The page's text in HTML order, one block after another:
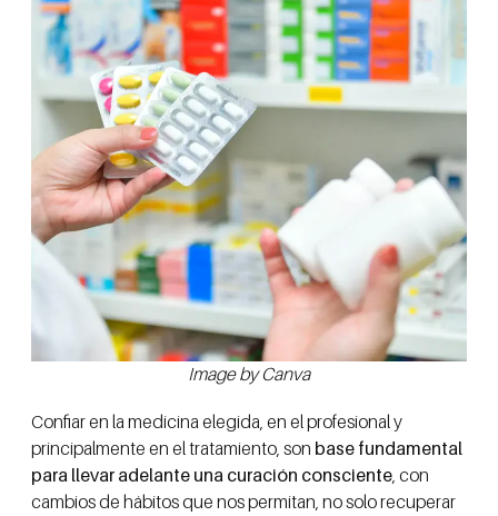
Image by Canva
Confiar en la medicina elegida, en el profesional y
principalmente en el tratamiento, son base fundamental
para llevar adelante una curación consciente, con
cambios de hábitos que nos permitan, no solo recuperar